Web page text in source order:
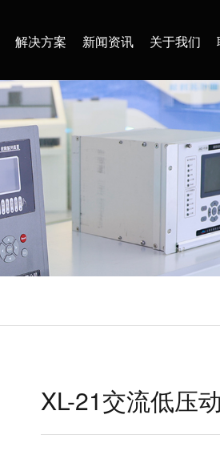
解决方案 新闻资讯 关于我们
XL-21交流低压